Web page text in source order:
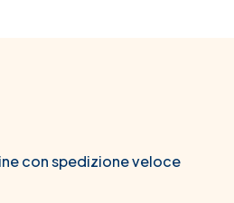
con spedizione veloce